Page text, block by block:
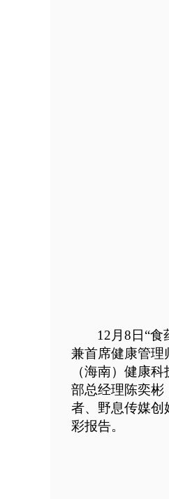
12月8日“
兼首席健康管理
（海南）健康
部总经理陈奕彬
者、野息传媒创
彩报告。